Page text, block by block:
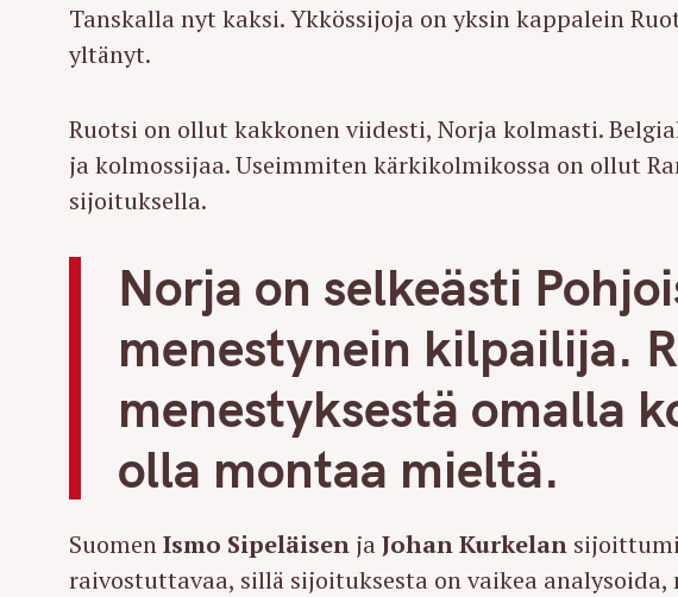
Tanskalla nyt kaksi. Ykkössijoja on yksin kappalein
yltänyt.
Ruotsi on ollut kakkonen viidesti, Norja kolmasti.
ja kolmossijaa. Useimmiten kärkikolmikossa on ollut
sijoituksella.
Norja on selkeästi
menestynein kilpailija.
menestyksestä omalla
olla montaa mieltä.
SuomenIsmo Sipeläisen jaJohan Kurkelan
raivostuttavaa, sillä sijoituksesta on vaikea